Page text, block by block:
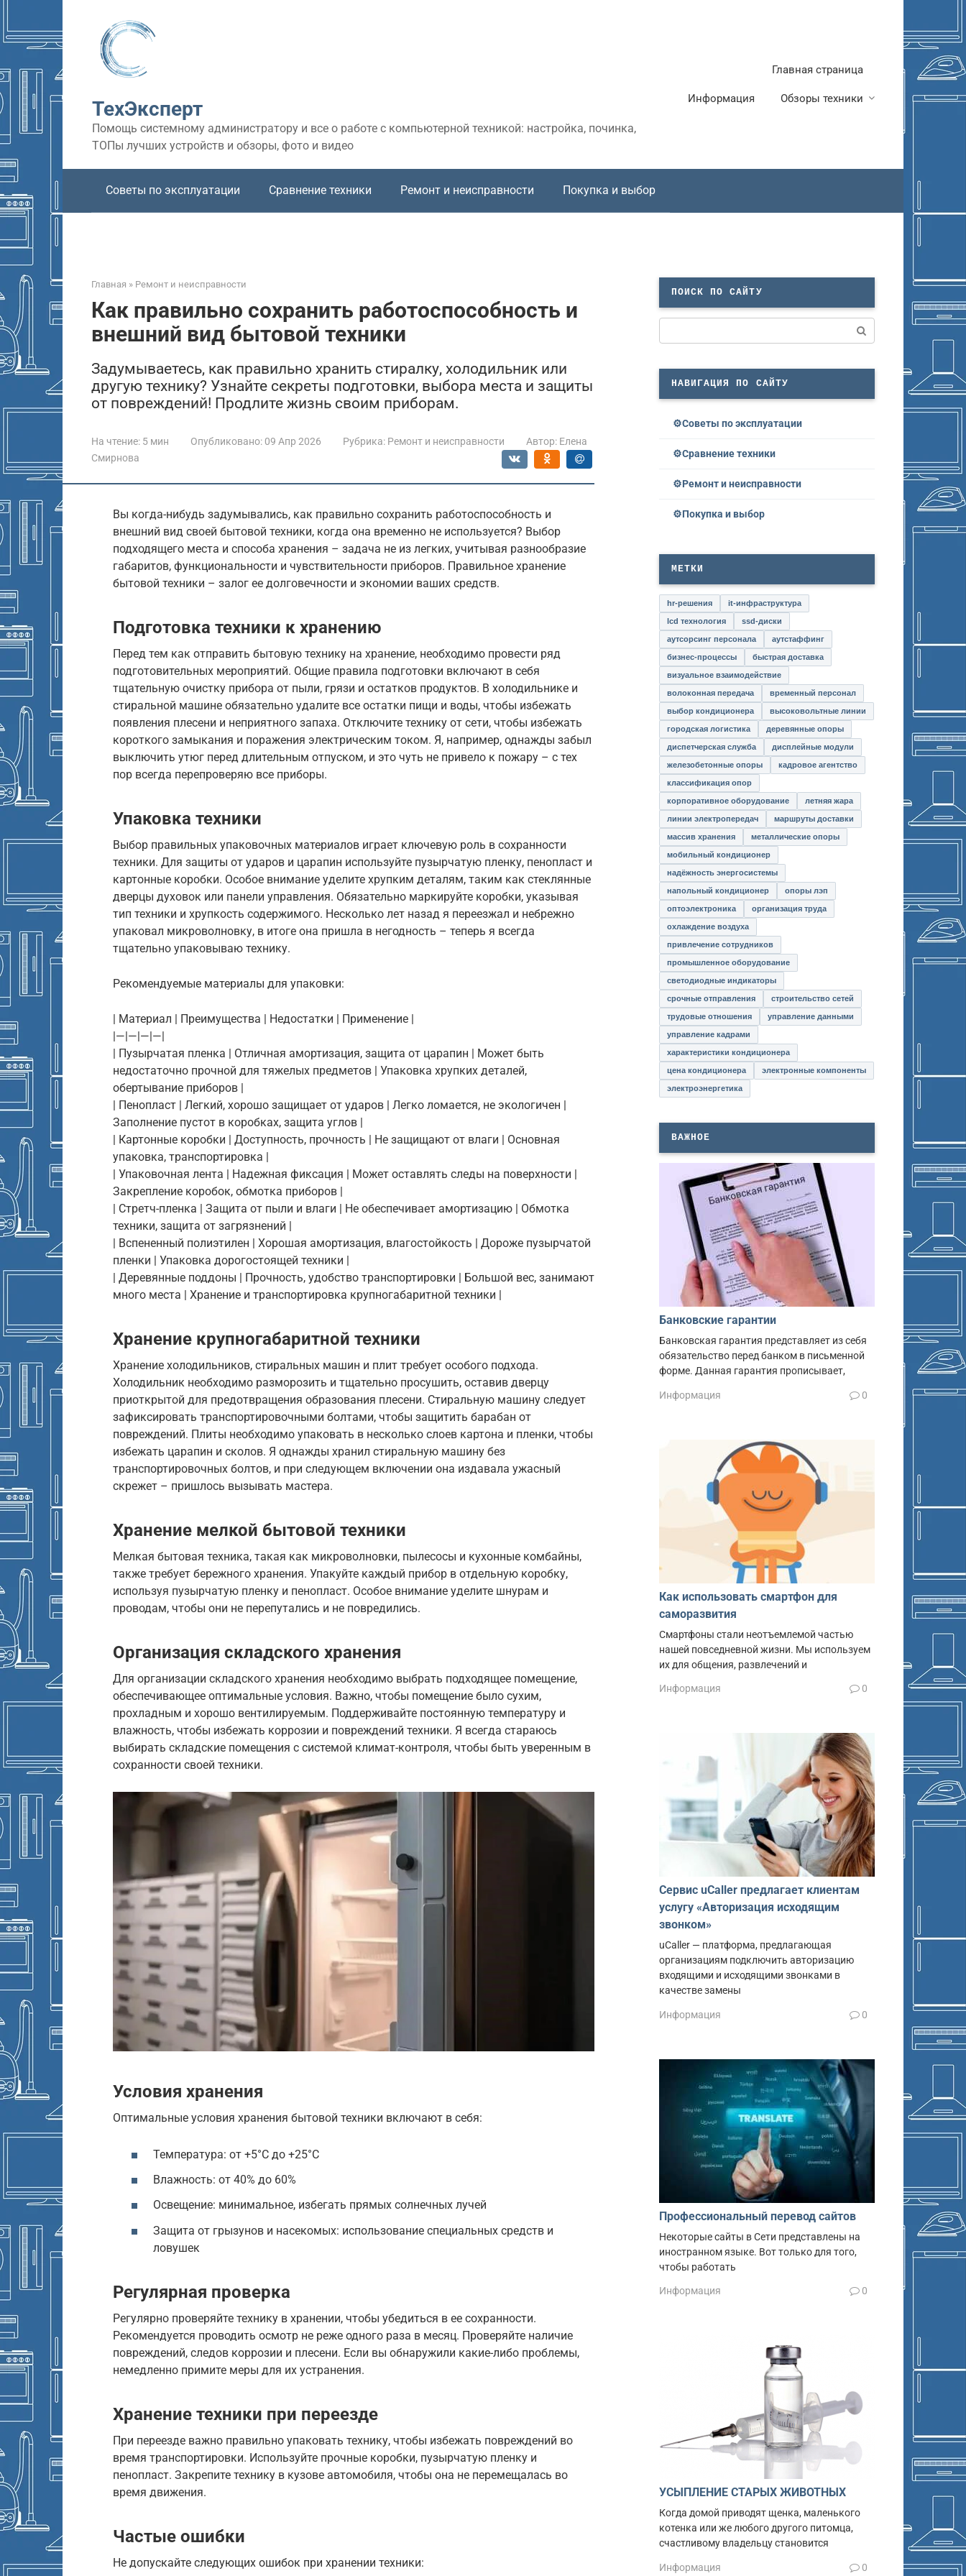
контенту
ТехЭксперт
Помощь системному администратору и все о работе с компьютерной техникой: настройка, починка,
ТОПы лучших устройств и обзоры, фото и видео
Главная страница
Информация Обзоры техники
Советы по эксплуатации Сравнение техники Ремонт и неисправности Покупка и выбор
Главная » Ремонт и неисправности
Как правильно сохранить работоспособность и
внешний вид бытовой техники
Задумываетесь, как правильно хранить стиралку, холодильник или
другую технику? Узнайте секреты подготовки, выбора места и защиты
от повреждений! Продлите жизнь своим приборам.
На чтение: 5 мин Опубликовано: 09 Апр 2026 Рубрика: Ремонт и неисправности Автор: Елена
Смирнова
Вы когда-нибудь задумывались, как правильно сохранить работоспособность и
внешний вид своей бытовой техники, когда она временно не используется? Выбор
подходящего места и способа хранения – задача не из легких, учитывая разнообразие
габаритов, функциональности и чувствительности приборов. Правильное хранение
бытовой техники – залог ее долговечности и экономии ваших средств.
Подготовка техники к хранению
Перед тем как отправить бытовую технику на хранение, необходимо провести ряд
подготовительных мероприятий. Общие правила подготовки включают в себя
тщательную очистку прибора от пыли, грязи и остатков продуктов. В холодильнике и
стиральной машине обязательно удалите все остатки пищи и воды, чтобы избежать
появления плесени и неприятного запаха. Отключите технику от сети, чтобы избежать
короткого замыкания и поражения электрическим током. Я, например, однажды забыл
выключить утюг перед длительным отпуском, и это чуть не привело к пожару – с тех
пор всегда перепроверяю все приборы.
Упаковка техники
Выбор правильных упаковочных материалов играет ключевую роль в сохранности
техники. Для защиты от ударов и царапин используйте пузырчатую пленку, пенопласт и
картонные коробки. Особое внимание уделите хрупким деталям, таким как стеклянные
дверцы духовок или панели управления. Обязательно маркируйте коробки, указывая
тип техники и хрупкость содержимого. Несколько лет назад я переезжал и небрежно
упаковал микроволновку, в итоге она пришла в негодность – теперь я всегда
тщательно упаковываю технику.
Рекомендуемые материалы для упаковки:
| Материал | Преимущества | Недостатки | Применение |
|—|—|—|—|
| Пузырчатая пленка | Отличная амортизация, защита от царапин | Может быть
недостаточно прочной для тяжелых предметов | Упаковка хрупких деталей,
обертывание приборов |
| Пенопласт | Легкий, хорошо защищает от ударов | Легко ломается, не экологичен |
Заполнение пустот в коробках, защита углов |
| Картонные коробки | Доступность, прочность | Не защищают от влаги | Основная
упаковка, транспортировка |
| Упаковочная лента | Надежная фиксация | Может оставлять следы на поверхности |
Закрепление коробок, обмотка приборов |
| Стретч-пленка | Защита от пыли и влаги | Не обеспечивает амортизацию | Обмотка
техники, защита от загрязнений |
| Вспененный полиэтилен | Хорошая амортизация, влагостойкость | Дороже пузырчатой
пленки | Упаковка дорогостоящей техники |
| Деревянные поддоны | Прочность, удобство транспортировки | Большой вес, занимают
много места | Хранение и транспортировка крупногабаритной техники |
Хранение крупногабаритной техники
Хранение холодильников, стиральных машин и плит требует особого подхода.
Холодильник необходимо разморозить и тщательно просушить, оставив дверцу
приоткрытой для предотвращения образования плесени. Стиральную машину следует
зафиксировать транспортировочными болтами, чтобы защитить барабан от
повреждений. Плиты необходимо упаковать в несколько слоев картона и пленки, чтобы
избежать царапин и сколов. Я однажды хранил стиральную машину без
транспортировочных болтов, и при следующем включении она издавала ужасный
скрежет – пришлось вызывать мастера.
Хранение мелкой бытовой техники
Мелкая бытовая техника, такая как микроволновки, пылесосы и кухонные комбайны,
также требует бережного хранения. Упакуйте каждый прибор в отдельную коробку,
используя пузырчатую пленку и пенопласт. Особое внимание уделите шнурам и
проводам, чтобы они не перепутались и не повредились.
Организация складского хранения
Для организации складского хранения необходимо выбрать подходящее помещение,
обеспечивающее оптимальные условия. Важно, чтобы помещение было сухим,
прохладным и хорошо вентилируемым. Поддерживайте постоянную температуру и
влажность, чтобы избежать коррозии и повреждений техники. Я всегда стараюсь
выбирать складские помещения с системой климат-контроля, чтобы быть уверенным в
сохранности своей техники.
Условия хранения
Оптимальные условия хранения бытовой техники включают в себя:
Температура: от +5°C до +25°C
Влажность: от 40% до 60%
Освещение: минимальное, избегать прямых солнечных лучей
Защита от грызунов и насекомых: использование специальных средств и
ловушек
Регулярная проверка
Регулярно проверяйте технику в хранении, чтобы убедиться в ее сохранности.
Рекомендуется проводить осмотр не реже одного раза в месяц. Проверяйте наличие
повреждений, следов коррозии и плесени. Если вы обнаружили какие-либо проблемы,
немедленно примите меры для их устранения.
Хранение техники при переезде
При переезде важно правильно упаковать технику, чтобы избежать повреждений во
время транспортировки. Используйте прочные коробки, пузырчатую пленку и
пенопласт. Закрепите технику в кузове автомобиля, чтобы она не перемещалась во
время движения.
Частые ошибки
Не допускайте следующих ошибок при хранении техники:
ПОИСК ПО САЙТУ
НАВИГАЦИЯ ПО САЙТУ
Советы по эксплуатации
Сравнение техники
Ремонт и неисправности
Покупка и выбор
МЕТКИ
hr-решения it-инфраструктура
lcd технология ssd-диски
аутсорсинг персонала аутстаффинг
бизнес-процессы быстрая доставка
визуальное взаимодействие
волоконная передача временный персонал
выбор кондиционера высоковольтные линии
городская логистика деревянные опоры
диспетчерская служба дисплейные модули
железобетонные опоры кадровое агентство
классификация опор
корпоративное оборудование летняя жара
линии электропередач маршруты доставки
массив хранения металлические опоры
мобильный кондиционер
надёжность энергосистемы
напольный кондиционер опоры лэп
оптоэлектроника организация труда
охлаждение воздуха
привлечение сотрудников
промышленное оборудование
светодиодные индикаторы
срочные отправления строительство сетей
трудовые отношения управление данными
управление кадрами
характеристики кондиционера
цена кондиционера электронные компоненты
электроэнергетика
ВАЖНОЕ
Банковские гарантии
Банковская гарантия представляет из себя
обязательство перед банком в письменной
форме. Данная гарантия прописывает,
Информация 0
Как использовать смартфон для
саморазвития
Смартфоны стали неотъемлемой частью
нашей повседневной жизни. Мы используем
их для общения, развлечений и
Информация 0
Сервис uCaller предлагает клиентам
услугу «Авторизация исходящим
звонком»
uCaller — платформа, предлагающая
организациям подключить авторизацию
входящими и исходящими звонками в
качестве замены
Информация 0
Профессиональный перевод сайтов
Некоторые сайты в Сети представлены на
иностранном языке. Вот только для того,
чтобы работать
Информация 0
УСЫПЛЕНИЕ СТАРЫХ ЖИВОТНЫХ
Когда домой приводят щенка, маленького
котенка или же любого другого питомца,
счастливому владельцу становится
Информация 0